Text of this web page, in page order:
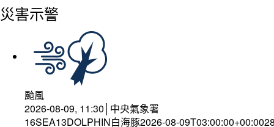
災害示警
颱風
2026-08-09, 11:30│中央氣象署
16SEA13DOLPHIN白海豚2026-08-